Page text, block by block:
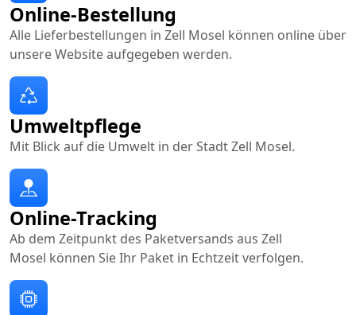
Online-Bestellung
Alle Lieferbestellungen in Zell Mosel können online über
unsere Website aufgegeben werden.
Online-Tracking
Ab dem Zeitpunkt des Paketversands aus Zell
Mosel können Sie Ihr Paket in Echtzeit verfolgen.
Umweltpflege
Mit Blick auf die Umwelt in der Stadt Zell Mosel.